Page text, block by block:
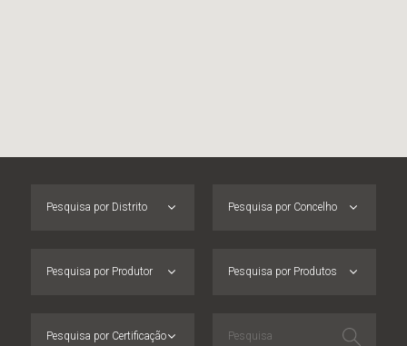
Pesquisa por Distrito Pesquisa por Concelho
Pesquisa por Produtor Pesquisa por Produtos
Pesquisa por Certificação